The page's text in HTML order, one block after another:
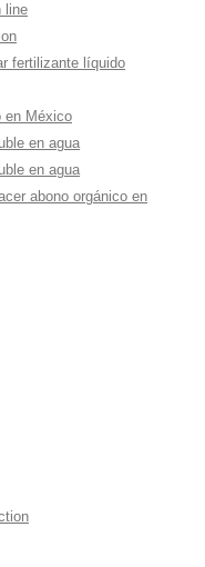
line
fertilizante líquido
en México
en agua
en agua
abono orgánico en